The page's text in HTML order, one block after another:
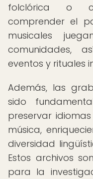
folclórica o
comprender el
musicales
comunidades,
eventos y rituales
Además, las
sido
preservar
música,
diversidad
Estos archivos
para la